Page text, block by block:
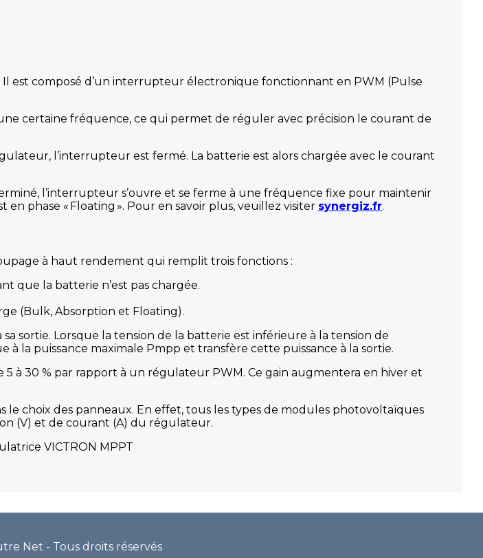
est composé d’un interrupteur électronique fonctionnant en PWM (Pulse
certaine fréquence, ce qui permet de réguler avec précision le courant de
l’interrupteur est fermé. La batterie est alors chargée avec le courant
l’interrupteur s’ouvre et se ferme à une fréquence fixe pour maintenir
phase « Floating ». Pour en savoir plus, veuillez visiter synergiz.fr.
à haut rendement qui remplit trois fonctions :
que la batterie n’est pas chargée.
(Bulk, Absorption et Floating).
sortie. Lorsque la tension de la batterie est inférieure à la tension de
puissance maximale Pmpp et transfère cette puissance à la sortie.
à 30 % par rapport à un régulateur PWM. Ce gain augmentera en hiver et
choix des panneaux. En effet, tous les types de modules photovoltaïques
(V) et de courant (A) du régulateur.
VICTRON MPPT
Net - Tous droits réservés